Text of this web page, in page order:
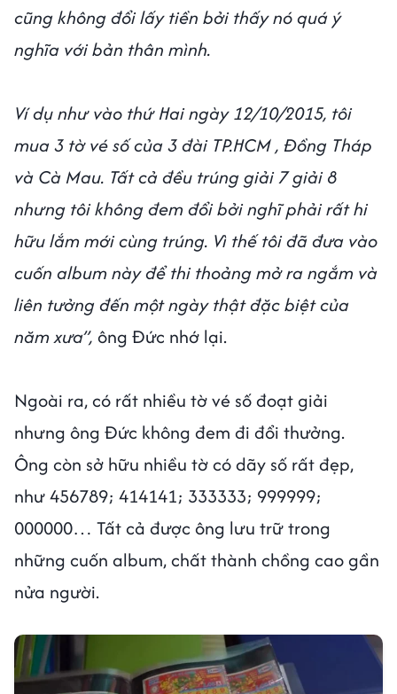
cũng không đổi lấy tiền bởi thấy nó quá ý
nghĩa với bản thân mình.
Ví dụ như vào thứ Hai ngày 12/10/2015, tôi
mua 3 tờ vé số của 3 đài TP.HCM , Đồng Tháp
và Cà Mau. Tất cả đều trúng giải 7 giải 8
nhưng tôi không đem đổi bởi nghĩ phải rất hi
hữu lắm mới cùng trúng. Vì thế tôi đã đưa vào
cuốn album này để thi thoảng mở ra ngắm và
liên tưởng đến một ngày thật đặc biệt của
năm xưa”, ông Đức nhớ lại.
Ngoài ra, có rất nhiều tờ vé số đoạt giải
nhưng ông Đức không đem đi đổi thưởng.
Ông còn sở hữu nhiều tờ có dãy số rất đẹp,
như 456789; 414141; 333333; 999999;
000000… Tất cả được ông lưu trữ trong
những cuốn album, chất thành chồng cao gần
nửa người.